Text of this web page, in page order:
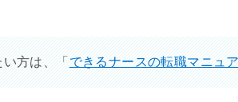
方は、「 できるナースの転職マニュ